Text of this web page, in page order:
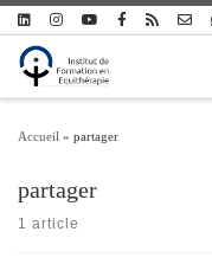
Passer au contenu
Accueil » partager
partager
1 article